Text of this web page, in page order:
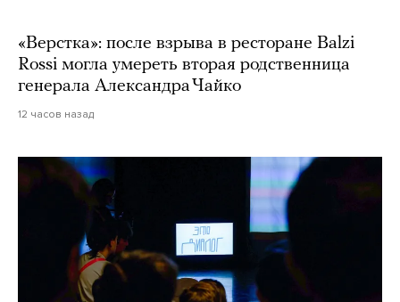
«Верстка»: после взрыва в ресторане Balzi
Rossi могла умереть вторая родственница
генерала Александра Чайко
12 часов назад